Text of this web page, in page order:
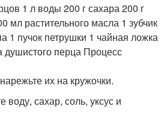
1 л воды 200 г сахара 200 г
мл растительного масла 1 зубчик
1 пучок петрушки 1 чайная ложка
душистого перца Процесс
их на кружочки.
сахар, соль, уксус и